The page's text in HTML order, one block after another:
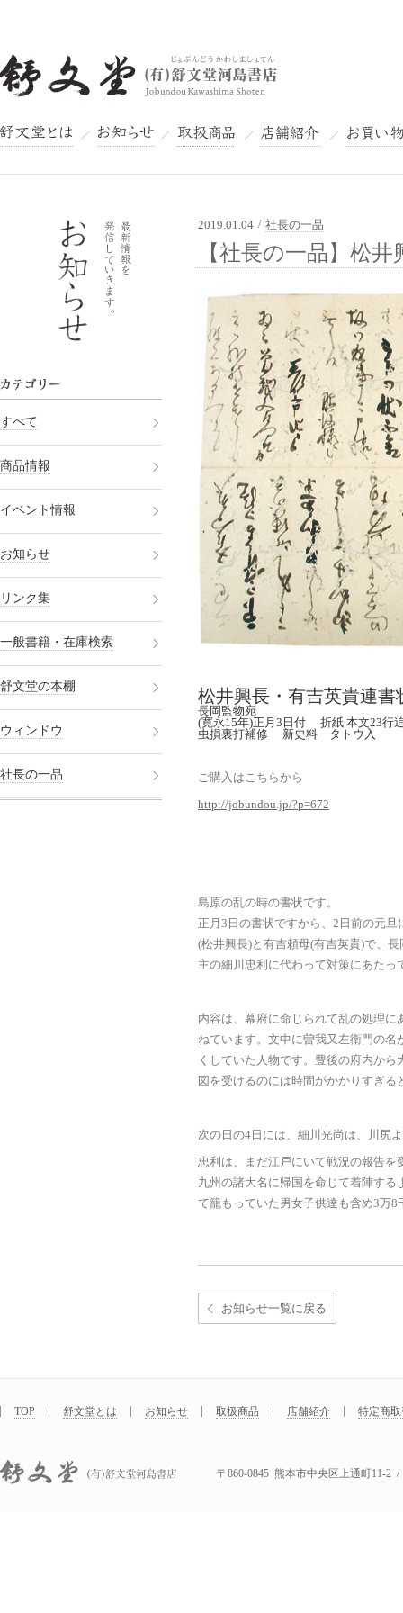
文堂河島書店
すべて
商品情報
イベント情報
お知らせ
リンク集
一般書籍・在庫検索
舒文堂の本棚
ウィンドウ
社長の一品
2019.01.04 / 社長の一品
【社長の一品】松
松井興長・有吉英貴
長岡監物宛
(寛永15年)正月3日付 折紙 本文23行
虫損裏打補修 新史料 タトウ入
ご購入はこちらから
http://jobundou.jp/?p=672
島原の乱の時の書状です。
正月3日の書状ですから、2日前の元
(松井興長)と有吉頼母(有吉英貴)で、
主の細川忠利に代わって対策にあたっ
内容は、幕府に命じられて乱の処理
ねています。文中に曽我又左衛門の
くしていた人物です。豊後の府内か
図を受けるのには時間がかかりすぎ
次の日の4日には、細川光尚は、川尻
忠利は、まだ江戸にいて戦況の報告
九州の諸大名に帰国を命じて着陣す
て籠もっていた男女子供達も含め3万
お知らせ一覧に戻る
TOP 舒文堂とは お知らせ 取扱商品 店舗紹介 特定商
〒860-0845 熊本市中央区上通町11-2 /